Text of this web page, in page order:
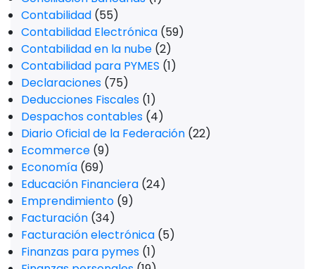
Contabilidad (55)
Contabilidad Electrónica (59)
Contabilidad en la nube (2)
Contabilidad para PYMES (1)
Declaraciones (75)
Deducciones Fiscales (1)
Despachos contables (4)
Diario Oficial de la Federación (22)
Ecommerce (9)
Economía (69)
Educación Financiera (24)
Emprendimiento (9)
Facturación (34)
Facturación electrónica (5)
Finanzas para pymes (1)